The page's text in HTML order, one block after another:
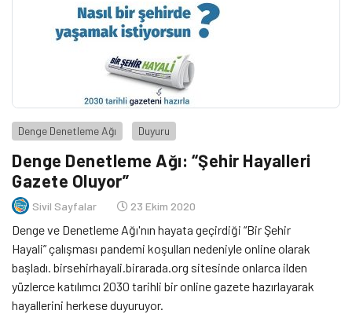
Denge Denetleme Ağı Duyuru
Denge Denetleme Ağı: “Şehir Hayalleri
Gazete Oluyor”
Sivil Sayfalar 23 Ekim 2020
Denge ve Denetleme Ağı'nın hayata geçirdiği “Bir Şehir
Hayali” çalışması pandemi koşulları nedeniyle online olarak
başladı. birsehirhayali.birarada.org sitesinde onlarca ilden
yüzlerce katılımcı 2030 tarihli bir online gazete hazırlayarak
hayallerini herkese duyuruyor.